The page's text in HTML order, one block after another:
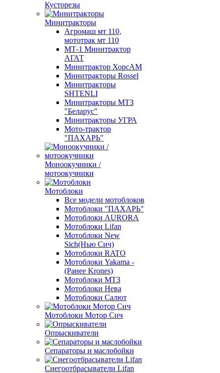
Кусторезы
Минитракторы
Агромаш мт 110,
мототрак мт 110
МТ-1 Минитрактор
АГАТ
Минитрактор ХорсАМ
Минитракторы Rossel
Минитракторы
SHTENLI
Минитракторы МТЗ
"Беларус"
Минитракторы УГРА
Мото-трактор
"ПАХАРЬ"
Моноокучники /
мотоокучники
Мотоблоки
Все модели мотоблоков
Мотоблоки "ПАХАРЬ"
Мотоблоки AURORA
Мотоблоки Lifan
Мотоблоки New
Sich(Нью Сич)
Мотоблоки RATO
Мотоблоки Yakama -
(Ранее Krones)
Мотоблоки МТЗ
Мотоблоки Нева
Мотоблоки Салют
Мотоблоки Мотор Сич
Опрыскиватели
Сепараторы и маслобойки
Снегоотбрасыватели Lifan